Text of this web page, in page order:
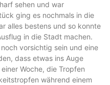
sehen und war
ging es nochmals in die
alles bestens und so konnte
in die Stadt machen.
vorsichtig sein und eine
dass etwas ins Auge
Woche, die Tropfen
während einem